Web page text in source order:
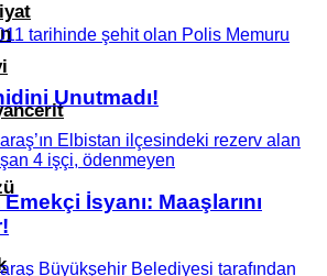
Unutmadı!
İsyanı: Maaşlarını